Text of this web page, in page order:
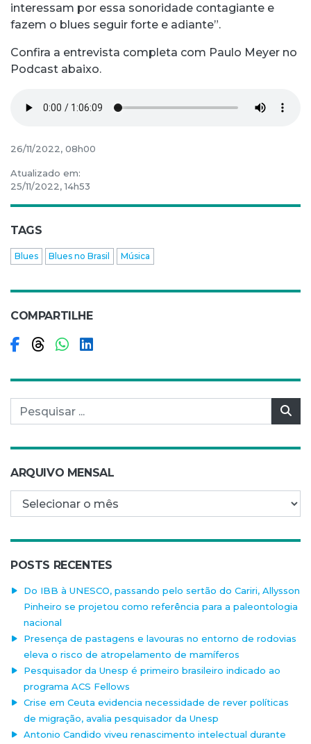
interessam por essa sonoridade contagiante e
fazem o blues seguir forte e adiante”.
Confira a entrevista completa com Paulo Meyer no
Podcast abaixo.
26/11/2022, 08h00
Atualizado em:
25/11/2022, 14h53
TAGS
Blues Blues no Brasil Música
COMPARTILHE
Compartilhar no Facebook
Compartilhar no Threads
Compartilhar no WhatsApp
Compartilhar no LinkedIn
Pesquisar por:
ARQUIVO MENSAL
Arquivo mensal
POSTS RECENTES
Do IBB à UNESCO, passando pelo sertão do Cariri, Allysson
Pinheiro se projetou como referência para a paleontologia
nacional
Presença de pastagens e lavouras no entorno de rodovias
eleva o risco de atropelamento de mamíferos
Pesquisador da Unesp é primeiro brasileiro indicado ao
programa ACS Fellows
Crise em Ceuta evidencia necessidade de rever políticas
de migração, avalia pesquisador da Unesp
Antonio Candido viveu renascimento intelectual durante